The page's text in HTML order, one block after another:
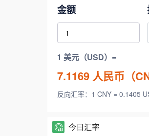
金额
1 美元（USD）=
7.1169 人民币（
反向汇率：1 CNY = 0.1405
今日汇率